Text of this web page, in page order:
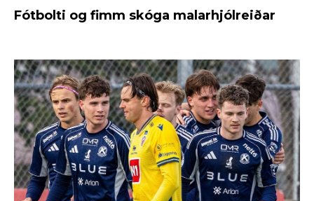
Fótbolti og fimm skóga malarhjólreiðar